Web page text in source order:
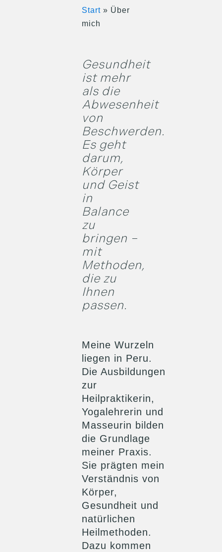
Start» Über
mich
Gesundheit
ist mehr
als die
Abwesenheit
von
Beschwerden.
Es geht
darum,
Körper
und Geist
in
Balance
zu
bringen –
mit
Methoden,
die zu
Ihnen
passen.
Meine Wurzeln
liegen in Peru.
Die Ausbildungen
zur
Heilpraktikerin,
Yogalehrerin und
Masseurin bilden
die Grundlage
meiner Praxis.
Sie prägten mein
Verständnis von
Körper,
Gesundheit und
natürlichen
Heilmethoden.
Dazu kommen